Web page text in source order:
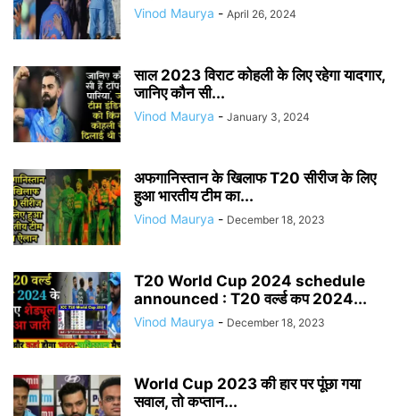
Vinod Maurya - April 26, 2024
साल 2023 विराट कोहली के लिए रहेगा यादगार,
जानिए कौन सी...
Vinod Maurya - January 3, 2024
अफगानिस्तान के खिलाफ T20 सीरीज के लिए
हुआ भारतीय टीम का...
Vinod Maurya - December 18, 2023
T20 World Cup 2024 schedule
announced : T20 वर्ल्ड कप 2024...
Vinod Maurya - December 18, 2023
World Cup 2023 की हार पर पूंछा गया
सवाल, तो कप्तान...